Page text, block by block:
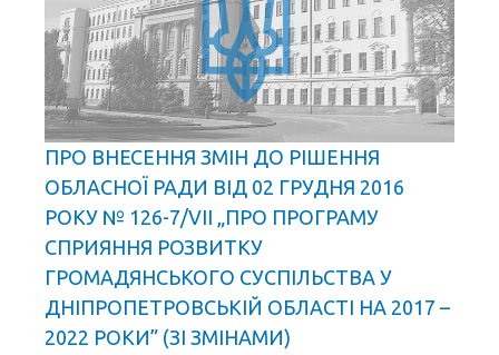
ПРО ВНЕСЕННЯ ЗМІН ДО РІШЕННЯ
ОБЛАСНОЇ РАДИ ВІД 02 ГРУДНЯ 2016
РОКУ № 126-7/VII „ПРО ПРОГРАМУ
СПРИЯННЯ РОЗВИТКУ
ГРОМАДЯНСЬКОГО СУСПІЛЬСТВА У
ДНІПРОПЕТРОВСЬКІЙ ОБЛАСТІ НА 2017 –
2022 РОКИ” (ЗІ ЗМІНАМИ)